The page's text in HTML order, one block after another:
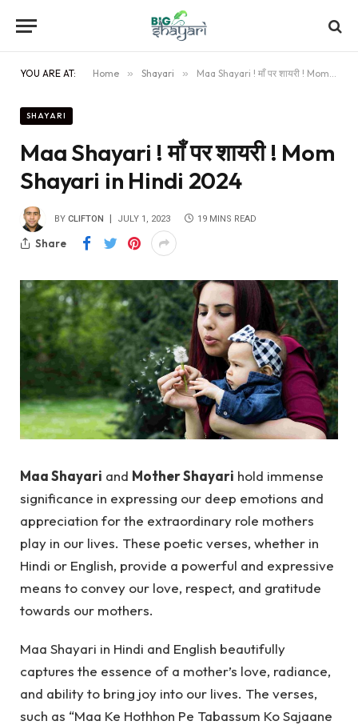
YOU ARE AT: Home » Shayari » Maa Shayari ! माँ पर शायरी ! Mom Shayari in Hindi 2024
SHAYARI
Maa Shayari ! माँ पर शायरी ! Mom
Shayari in Hindi 2024
BY CLIFTON JULY 1, 2023 19 MINS READ
Share
Maa Shayari and Mother Shayari hold immense
significance in expressing our deep emotions and
appreciation for the extraordinary role mothers
play in our lives. These poetic verses, whether in
Hindi or English, provide a powerful and expressive
means to convey our love, respect, and gratitude
towards our mothers.
Maa Shayari in Hindi and English beautifully
captures the essence of a mother’s love, radiance,
and ability to bring joy into our lives. The verses,
such as “Maa Ke Hothhon Pe Tabassum Ko Sajaane